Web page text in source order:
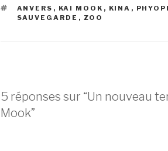
ÉTIQUETTES
ANVERS , KAI MOOK , KINA ,
SAUVEGARDE , ZOO
5 réponses sur “Un nouveau
Mook”